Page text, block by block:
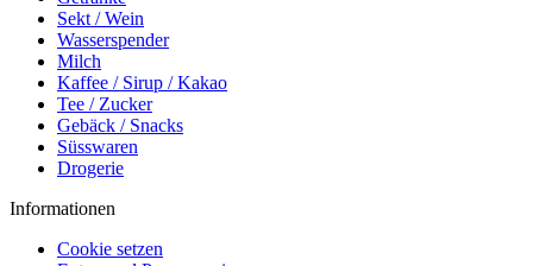
Sekt / Wein
Wasserspender
Milch
Kaffee / Sirup / Kakao
Tee / Zucker
Gebäck / Snacks
Süsswaren
Drogerie
Informationen
Cookie setzen